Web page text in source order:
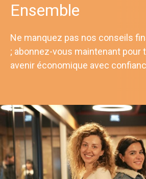
Ensemble
Ne manquez pas nos conseils
; abonnez-vous maintenant pour
avenir économique avec